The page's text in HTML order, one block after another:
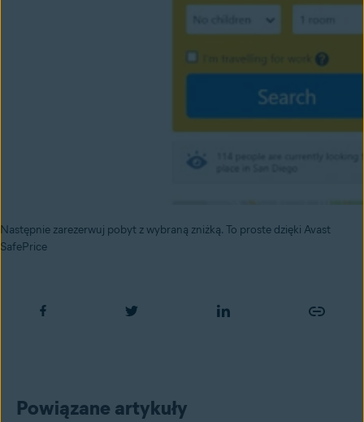
Następnie zarezerwuj pobyt z wybraną zniżką. To proste dzięki Avast
SafePrice
Powiązane artykuły